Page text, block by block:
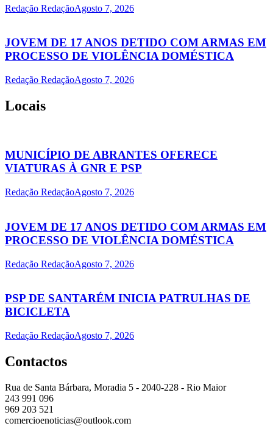
Redação RedaçãoAgosto 7, 2026
JOVEM DE 17 ANOS DETIDO COM ARMAS EM
PROCESSO DE VIOLÊNCIA DOMÉSTICA
Redação RedaçãoAgosto 7, 2026
Locais
MUNICÍPIO DE ABRANTES OFERECE
VIATURAS À GNR E PSP
Redação RedaçãoAgosto 7, 2026
JOVEM DE 17 ANOS DETIDO COM ARMAS EM
PROCESSO DE VIOLÊNCIA DOMÉSTICA
Redação RedaçãoAgosto 7, 2026
PSP DE SANTARÉM INICIA PATRULHAS DE
BICICLETA
Redação RedaçãoAgosto 7, 2026
Contactos
Rua de Santa Bárbara, Moradia 5 - 2040-228 - Rio Maior
243 991 096
969 203 521
comercioenoticias@outlook.com